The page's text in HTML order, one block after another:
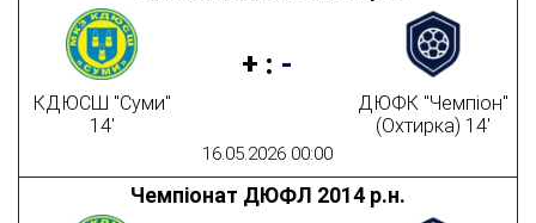
16.05.2026 00:00
КДЮСШ "Суми"
14'
+ : -
ДЮФК "Чемпіон"
(Охтирка) 14'
Чемпіонат ДЮФЛ 2014 р.н.